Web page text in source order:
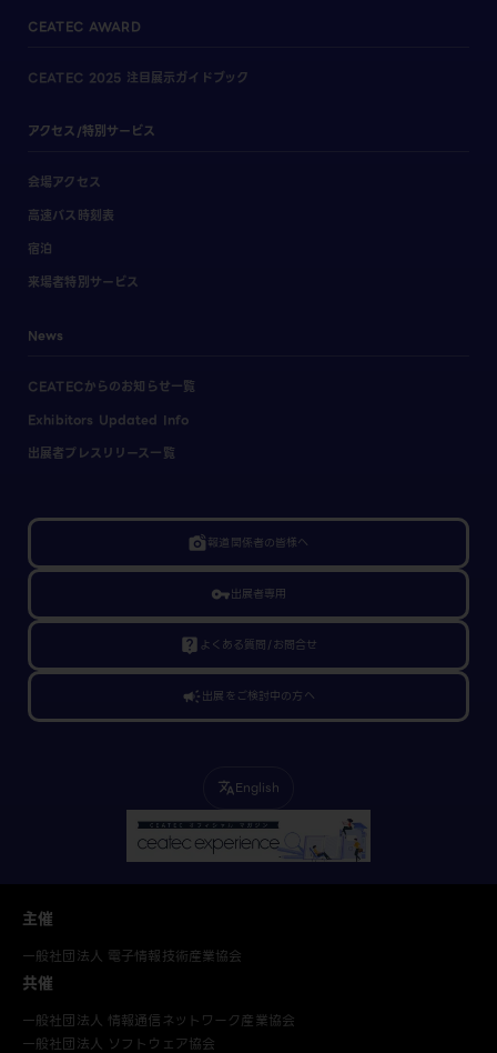
CEATEC AWARD
CEATEC 2025 注目展示ガイドブック
アクセス/特別サービス
会場アクセス
高速バス時刻表
宿泊
来場者特別サービス
News
CEATECからのお知らせ一覧
Exhibitors Updated Info
出展者プレスリリース一覧
linked_camera報道関係者の皆様へ
vpn_key出展者専用
live_help よくある質問/お問合せ
campaign出展をご検討中の方へ
translateEnglish
主催
一般社団法人 電子情報技術産業協会
共催
一般社団法人 情報通信ネットワーク産業協会
一般社団法人 ソフトウェア協会